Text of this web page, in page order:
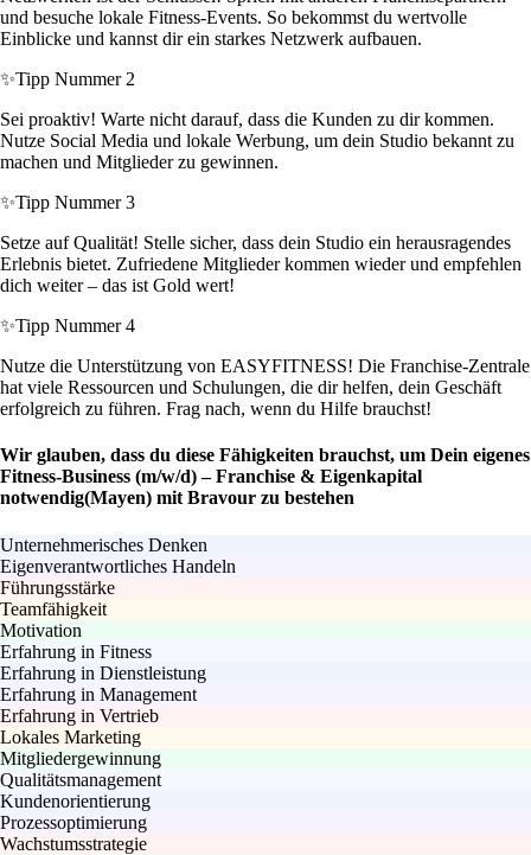
und besuche lokale Fitness-Events. So bekommst du wertvolle
Einblicke und kannst dir ein starkes Netzwerk aufbauen.
✨Tipp Nummer 2
Sei proaktiv! Warte nicht darauf, dass die Kunden zu dir kommen.
Nutze Social Media und lokale Werbung, um dein Studio bekannt zu
machen und Mitglieder zu gewinnen.
✨Tipp Nummer 3
Setze auf Qualität! Stelle sicher, dass dein Studio ein herausragendes
Erlebnis bietet. Zufriedene Mitglieder kommen wieder und empfehlen
dich weiter – das ist Gold wert!
✨Tipp Nummer 4
Nutze die Unterstützung von EASYFITNESS! Die Franchise-Zentrale
hat viele Ressourcen und Schulungen, die dir helfen, dein Geschäft
erfolgreich zu führen. Frag nach, wenn du Hilfe brauchst!
Wir glauben, dass du diese Fähigkeiten brauchst, um Dein eigenes
Fitness-Business (m/w/d) – Franchise & Eigenkapital
notwendig(Mayen) mit Bravour zu bestehen
Unternehmerisches Denken
Eigenverantwortliches Handeln
Führungsstärke
Teamfähigkeit
Motivation
Erfahrung in Fitness
Erfahrung in Dienstleistung
Erfahrung in Management
Erfahrung in Vertrieb
Lokales Marketing
Mitgliedergewinnung
Qualitätsmanagement
Kundenorientierung
Prozessoptimierung
Wachstumsstrategie